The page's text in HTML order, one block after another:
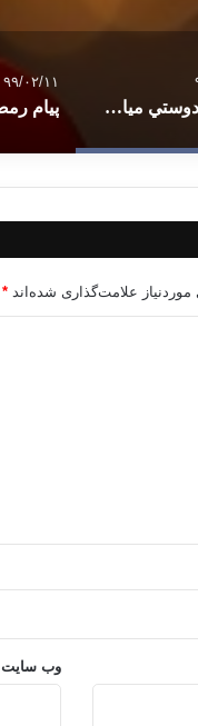
عشق، دوستي ميان پسران و دختران + سه داستان واقعي
۹۹/۰۲/۱۱
علامت‌گذاری شده‌اند *
وب‌ سایت